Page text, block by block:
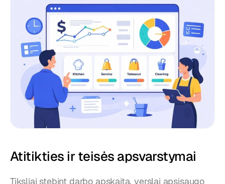
Atitikties ir teisės apsvarstymai
Tiksliai stebint darbo apskaitą, verslai apsisaugo